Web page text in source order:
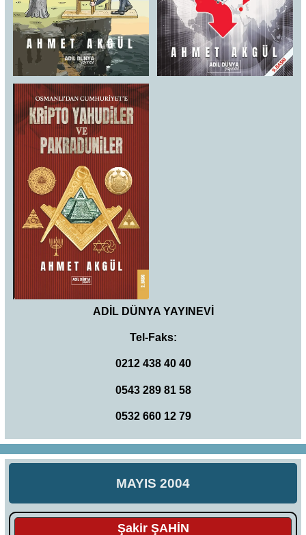
ADİL DÜNYA YAYINEVİ
Tel-Faks:
0212 438 40 40
0543 289 81 58
0532 660 12 79
MAYIS 2004
Şakir ŞAHİN